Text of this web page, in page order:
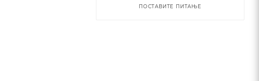
ПОСТАВИТЕ ПИТАЊЕ